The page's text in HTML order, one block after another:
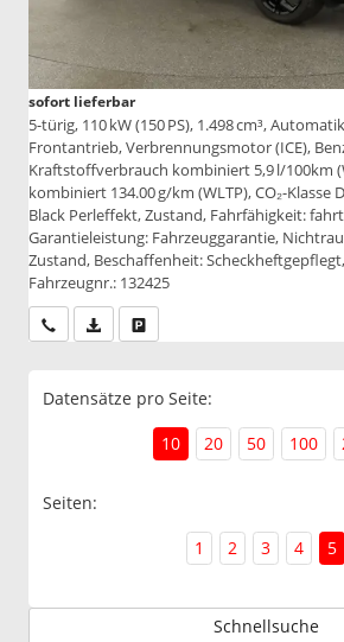
sofort lieferbar
5-türig, 110 kW (150 PS), 1.498 cm³,
Frontantrieb, Verbrennungsmotor (ICE),
Kraftstoffverbrauch kombiniert 5,9 l/100km
kombiniert 134.00 g/km (WLTP), CO₂-Klasse
Black Perleffekt, Zustand, Fahrfähigkeit:
Garantieleistung: Fahrzeuggarantie,
Zustand, Beschaffenheit:
Fahrzeugnr.: 132425
Wir rufen Sie anPDF-Datei, Fahrzeugexposé drucken
Datensätze pro Seite:
10
20 50 100
Seiten:
1
2 3 4 5
Schnellsuche